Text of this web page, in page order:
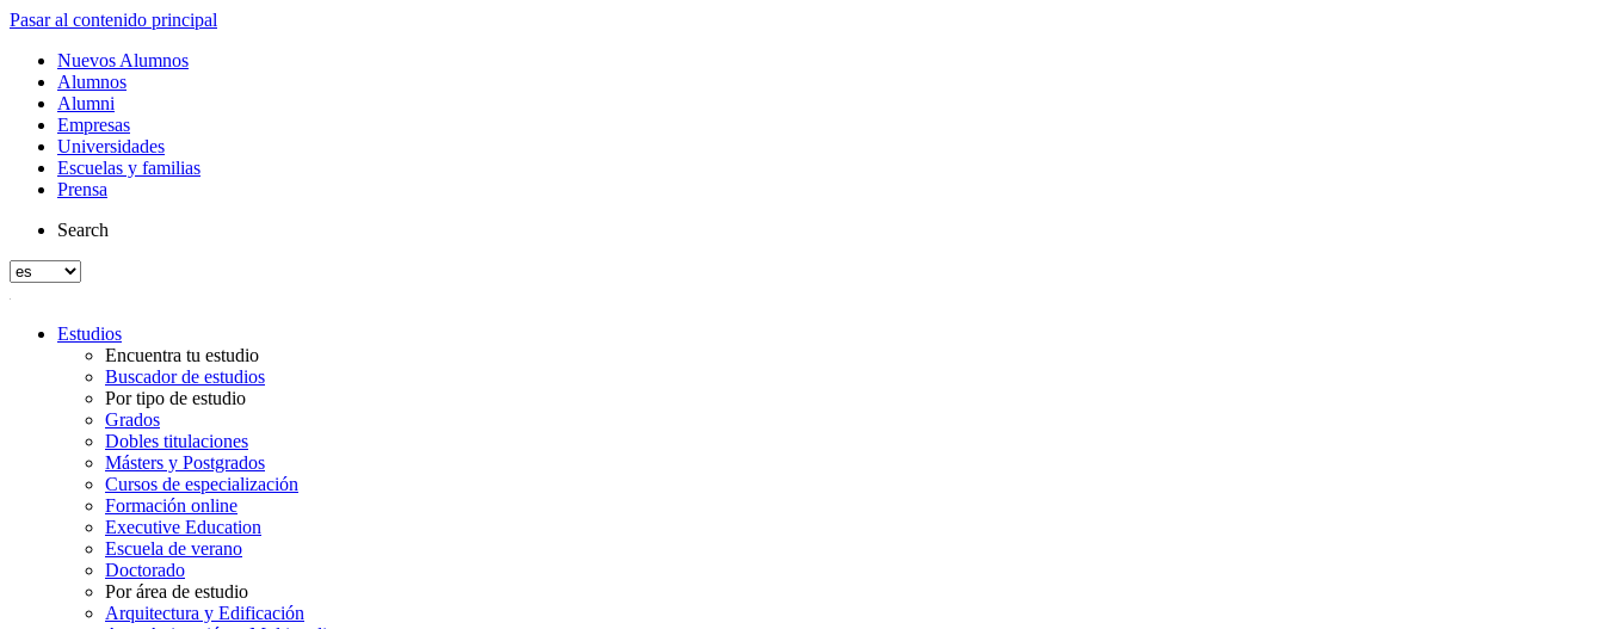
Pasar al contenido principal
Nuevos Alumnos
Alumnos
Alumni
Empresas
Universidades
Escuelas y familias
Prensa
Search
Estudios
Encuentra tu estudio
Buscador de estudios
Por tipo de estudio
Grados
Dobles titulaciones
Másters y Postgrados
Cursos de especialización
Formación online
Executive Education
Escuela de verano
Doctorado
Por área de estudio
Arquitectura y Edificación